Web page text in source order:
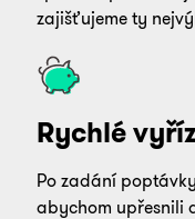
zajišťujeme ty
Rychlé
Po zadání
abychom upřesnili